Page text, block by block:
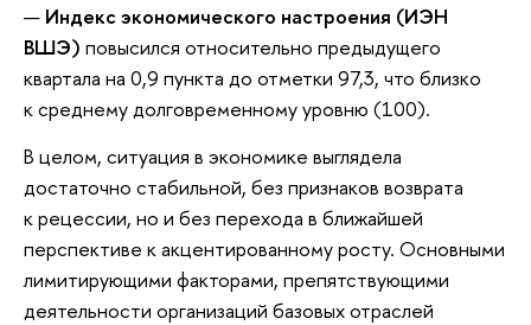
Индекс экономического настроения (ИЭН
ВШЭ) повысился относительно предыдущего
квартала на 0,9 пункта до отметки 97,3, что близко
к среднему долговременному уровню (100).
В целом, ситуация в экономике выглядела
достаточно стабильной, без признаков возврата
к рецессии, но и без перехода в ближайшей
перспективе к акцентированному росту. Основными
лимитирующими факторами, препятствующими
деятельности организаций базовых отраслей